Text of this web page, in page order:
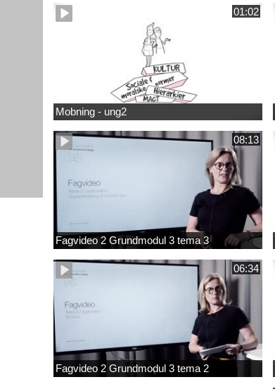
01:02
Mobning - ung2
08:13
Fagvideo 2 Grundmodul 3 tema 3
06:34
Fagvideo 2 Grundmodul 3 tema 2